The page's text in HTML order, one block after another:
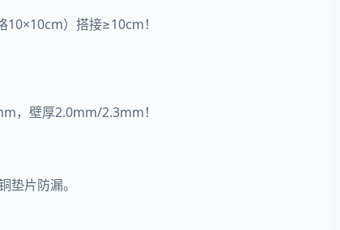
）搭接≥10cm！
，壁厚2.0mm/2.3mm！
片防漏。